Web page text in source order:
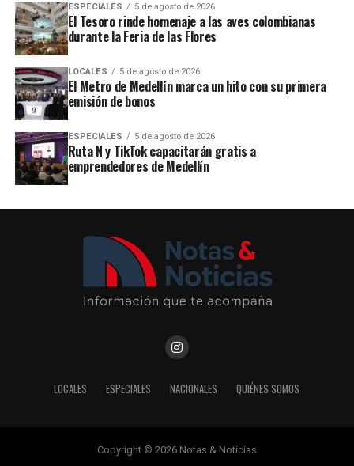
ESPECIALES 5 de agosto de 2026
El Tesoro rinde homenaje a las aves colombianas
durante la Feria de las Flores
LOCALES 5 de agosto de 2026
El Metro de Medellín marca un hito con su primera
emisión de bonos
ESPECIALES 5 de agosto de 2026
Ruta N y TikTok capacitarán gratis a
emprendedores de Medellín
LOCALES ESPECIALES NACIONALES QUIÉNES SOMOS
Copyright © 2026 Notas & Noticias